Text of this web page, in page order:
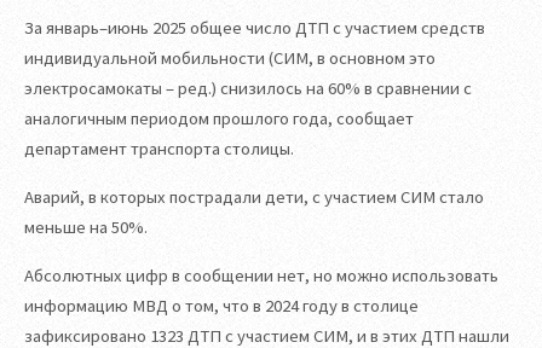
За январь–июнь 2025 общее число ДТП с участием средств
индивидуальной мобильности (СИМ, в основном это
электросамокаты – ред.) снизилось на 60% в сравнении с
аналогичным периодом прошлого года, сообщает
департамент транспорта столицы.
Аварий, в которых пострадали дети, с участием СИМ стало
меньше на 50%.
Абсолютных цифр в сообщении нет, но можно использовать
информацию МВД о том, что в 2024 году в столице
зафиксировано 1323 ДТП с участием СИМ, и в этих ДТП нашли